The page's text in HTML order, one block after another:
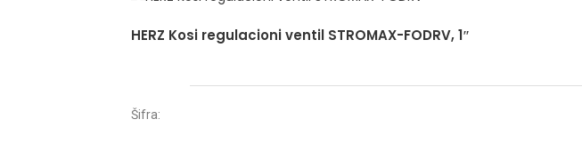
HERZ Kosi regulacioni ventil STROMAX-FODRV, 1″
Šifra: